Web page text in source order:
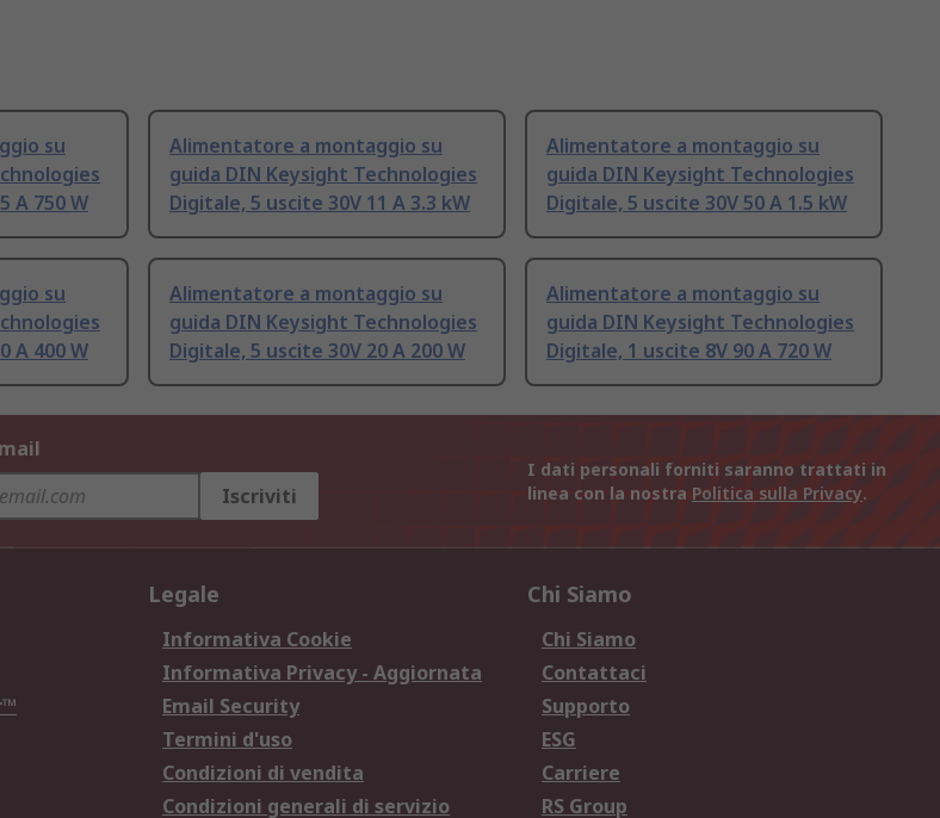
su
A 750 W
Alimentatore a montaggio su
guida DIN Keysight Technologies
Digitale, 5 uscite 30V 11 A 3.3 kW
Alimentatore a montaggio su
guida DIN Keysight Technologies
Digitale, 5 uscite 30V 50 A 1.5 kW
su
A 400 W
Alimentatore a montaggio su
guida DIN Keysight Technologies
Digitale, 5 uscite 30V 20 A 200 W
Alimentatore a montaggio su
guida DIN Keysight Technologies
Digitale, 1 uscite 8V 90 A 720 W
Iscriviti
I dati personali forniti saranno trattati in
linea con la nostra Politica sulla Privacy.
Legale
Informativa Cookie
Informativa Privacy - Aggiornata
Email Security
Termini d'uso
Condizioni di vendita
Condizioni generali di servizio
Chi Siamo
Chi Siamo
Contattaci
Supporto
ESG
Carriere
RS Group